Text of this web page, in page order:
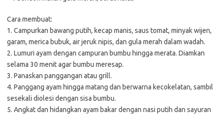
Cara membuat:
1. Campurkan bawang putih, kecap manis, saus tomat, minyak wijen,
garam, merica bubuk, air jeruk nipis, dan gula merah dalam wadah.
2. Lumuri ayam dengan campuran bumbu hingga merata. Diamkan
selama 30 menit agar bumbu meresap.
3. Panaskan panggangan atau grill.
4. Panggang ayam hingga matang dan berwarna kecokelatan, sambil
sesekali diolesi dengan sisa bumbu.
5. Angkat dan hidangkan ayam bakar dengan nasi putih dan sayuran